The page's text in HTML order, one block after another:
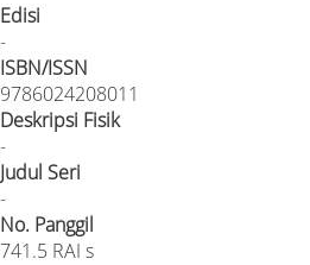
Edisi
-
ISBN/ISSN
9786024208011
Deskripsi Fisik
-
Judul Seri
-
No. Panggil
741.5 RAI s